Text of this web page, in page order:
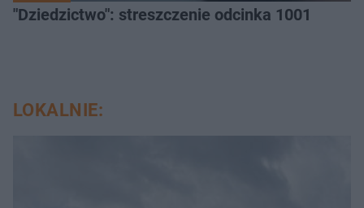
"Dziedzictwo": streszczenie odcinka 1001
LOKALNIE: